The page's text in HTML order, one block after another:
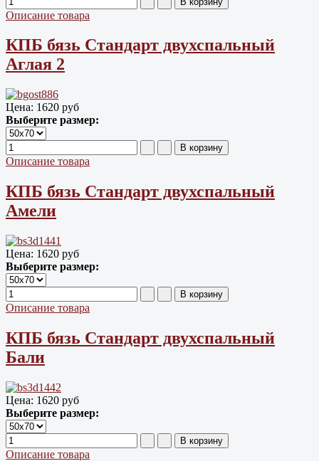
Описание товара
КПБ бязь Cтандарт двухспальный
Аглая 2
Цена: 1620 руб
Выберите размер:
Описание товара
КПБ бязь Cтандарт двухспальный
Амели
Цена: 1620 руб
Выберите размер:
Описание товара
КПБ бязь Cтандарт двухспальный
Бали
Цена: 1620 руб
Выберите размер:
Описание товара